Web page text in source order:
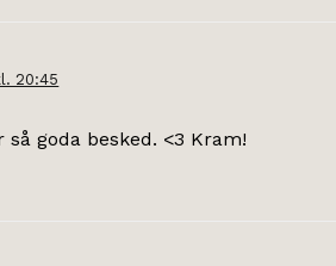
20:45
goda besked. <3 Kram!